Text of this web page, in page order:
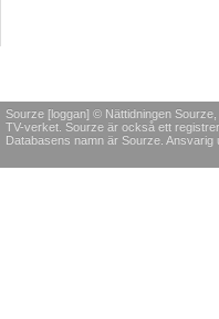
Sourze [loggan] © Nättidningen
TV-verket. Sourze är också ett
Databasens namn är Sourze. Ansvarig